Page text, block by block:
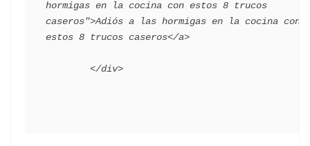
hormigas en la cocina con estos 8 trucos
caseros">Adiós a las hormigas en la cocina con
estos 8 trucos caseros</a>